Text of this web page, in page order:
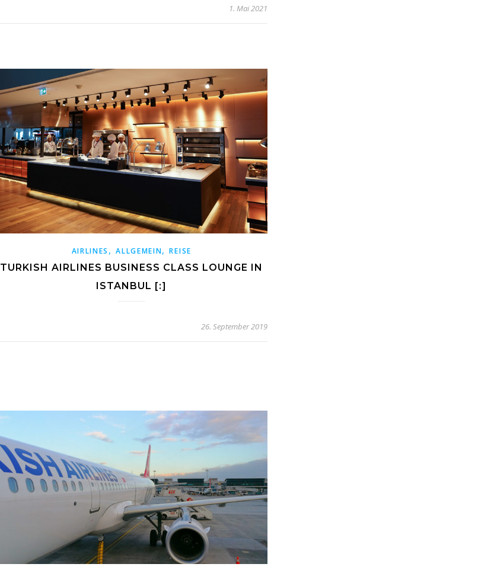
1. Mai 2021
AIRLINES ,ALLGEMEIN,REISE
TURKISH AIRLINES BUSINESS CLASS LOUNGE IN
ISTANBUL [:]
26. September 2019